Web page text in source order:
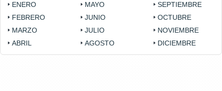
ENERO
FEBRERO
MARZO
ABRIL
MAYO
JUNIO
JULIO
AGOSTO
SEPTIEMBRE
OCTUBRE
NOVIEMBRE
DICIEMBRE